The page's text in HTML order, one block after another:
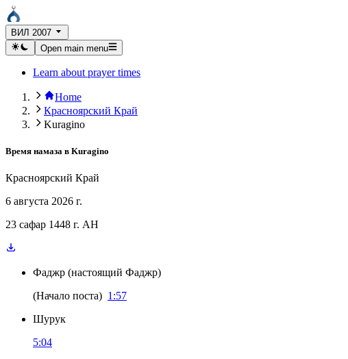
ВИЛ 2007
Open main menu
Learn about prayer times
Home
Красноярский Край
Kuragino
Время намаза в Kuragino
Красноярский Край
6 августа 2026 г.
23 сафар 1448 г. AH
Фаджр (настоящий Фаджр)
(Начало поста) 1:57
Шурук
5:04